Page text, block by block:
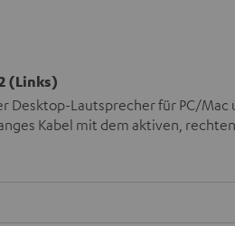
(Links)
Desktop-Lautsprecher für PC/Mac
Kabel mit dem aktiven,